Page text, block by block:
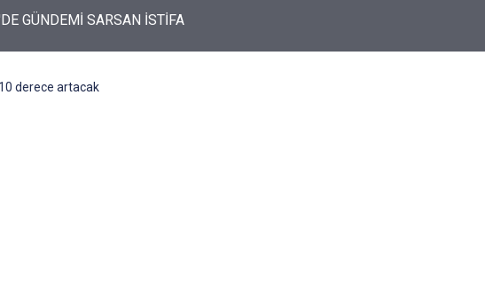
otomobildeki Bedirhan öldü, 3 kişi yaralandı
10 derece artacak